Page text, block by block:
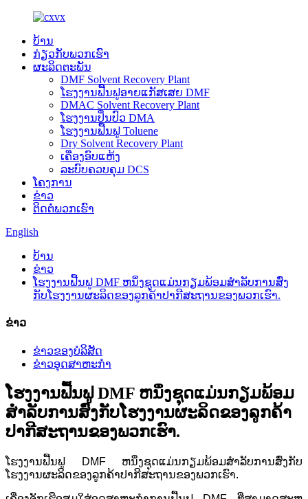
ບ້ານ
ກ່ຽວກັບພວກເຮົາ
ຜະລິດຕະພັນ
DMF Solvent Recovery Plant
ໂຮງງານຟື້ນຟູອາຍແກັສເສຍ DMF
DMAC Solvent Recovery Plant
ໂຮງງານປິ່ນປົວ DMA
ໂຮງງານຟື້ນຟູ Toluene
Dry Solvent Recovery Plant
ເຄື່ອງອົບແຫ້ງ
ລະບົບຄວບຄຸມ DCS
ໂຄງການ
ຂ່າວ
ຕິດຕໍ່ພວກເຮົາ
English
ບ້ານ
ຂ່າວ
ໂຮງງານຟື້ນຟູ DMF ຫນຶ່ງຊຸດແມ່ນກຽມພ້ອມສໍາລັບການສົ່ງ
ກັບໂຮງງານຜະລິດຂອງລູກຄ້າປາກີສະຖານຂອງພວກເຮົາ.
ຂ່າວ
ຂ່າວຂອງບໍລິສັດ
ຂ່າວອຸດສາຫະກໍາ
ໂຮງງານຟື້ນຟູ DMF ຫນຶ່ງຊຸດແມ່ນກຽມພ້ອມ
ສໍາລັບການສົ່ງກັບໂຮງງານຜະລິດຂອງລູກຄ້າ
ປາກີສະຖານຂອງພວກເຮົາ.
ໂຮງງານຟື້ນຟູ DMF ຫນຶ່ງຊຸດແມ່ນກຽມພ້ອມສໍາລັບການສົ່ງກັບ
ໂຮງງານຜະລິດຂອງລູກຄ້າປາກີສະຖານຂອງພວກເຮົາ.